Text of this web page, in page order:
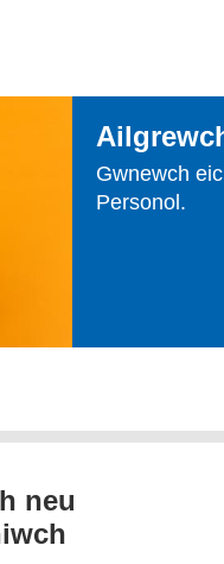
Gwnewch
Personol.
neu